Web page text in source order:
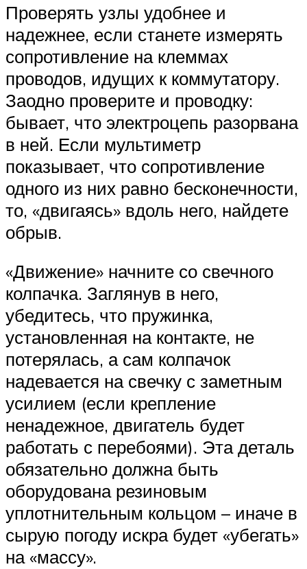
Проверять узлы удобнее и
надежнее, если станете измерять
сопротивление на клеммах
проводов, идущих к коммутатору.
Заодно проверите и проводку:
бывает, что электроцепь разорвана
в ней. Если мультиметр
показывает, что сопротивление
одного из них равно бесконечности,
то, «двигаясь» вдоль него, найдете
обрыв.
«Движение» начните со свечного
колпачка. Заглянув в него,
убедитесь, что пружинка,
установленная на контакте, не
потерялась, а сам колпачок
надевается на свечку с заметным
усилием (если крепление
ненадежное, двигатель будет
работать с перебоями). Эта деталь
обязательно должна быть
оборудована резиновым
уплотнительным кольцом – иначе в
сырую погоду искра будет «убегать»
на «массу».